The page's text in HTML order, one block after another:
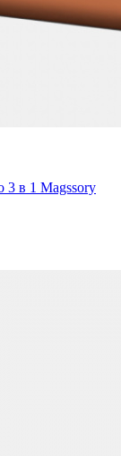
3 в 1 Magssory